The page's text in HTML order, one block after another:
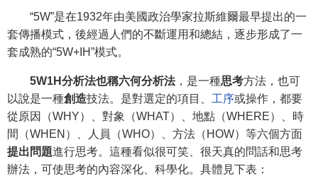
“5W”是在1932年由美國政治學家拉斯維爾最早提出的一
套傳播模式，後經過人們的不斷運用和總結，逐步形成了一
套成熟的“5W+IH”模式。
5W1H分析法也稱六何分析法，是一種思考方法，也可
以說是一種創造技法。是對選定的項目、 工序或操作，都要
從原因（WHY）、對象（WHAT）、地點（WHERE）、時
間（WHEN）、人員（WHO）、方法（HOW）等六個方面
提出問題進行思考。這種看似很可笑、很天真的問話和思考
辦法，可使思考的內容深化、科學化。具體見下表：